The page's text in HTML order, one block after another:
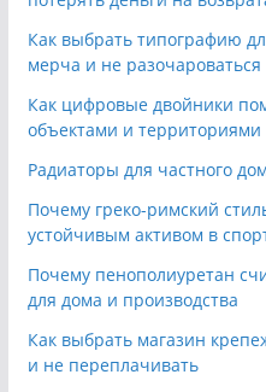
Как выбрать типографию
мерча и не разочароваться
Как цифровые двойники
объектами и территориями
Радиаторы для частного
Почему греко-римский
устойчивым активом в
Почему пенополиуретан
для дома и производства
Как выбрать магазин
и не переплачивать